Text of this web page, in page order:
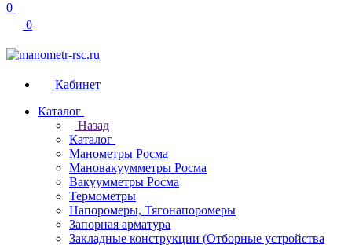
0
0
Кабинет
Каталог
Назад
Каталог
Манометры Росма
Мановакуумметры Росма
Вакуумметры Росма
Термометры
Напоромеры, Тягонапоромеры
Запорная арматура
Закладные конструкции (Отборные устройства